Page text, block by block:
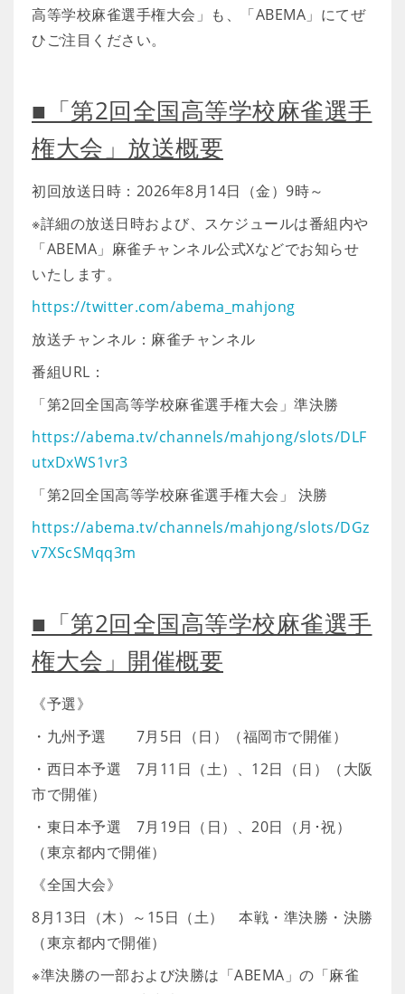
高等学校麻雀選手権大会」も、「ABEMA」にてぜ
ひご注目ください。
■「第2回全国高等学校麻雀選手
権大会」放送概要
初回放送日時：2026年8月14日（金）9時～
※詳細の放送日時および、スケジュールは番組内や
「ABEMA」麻雀チャンネル公式Xなどでお知らせ
いたします。
https://twitter.com/abema_mahjong
放送チャンネル：麻雀チャンネル
番組URL：
「第2回全国高等学校麻雀選手権大会」準決勝
https://abema.tv/channels/mahjong/slots/DLF
utxDxWS1vr3
「第2回全国高等学校麻雀選手権大会」 決勝
https://abema.tv/channels/mahjong/slots/DGz
v7XScSMqq3m
■「第2回全国高等学校麻雀選手
権大会」開催概要
《予選》
・九州予選 7月5日（日）（福岡市で開催）
・西日本予選 7月11日（土）、12日（日）（大阪
市で開催）
・東日本予選 7月19日（日）、20日（月･祝）
（東京都内で開催）
《全国大会》
8月13日（木）～15日（土） 本戦・準決勝・決勝
（東京都内で開催）
※準決勝の一部および決勝は「ABEMA」の「麻雀